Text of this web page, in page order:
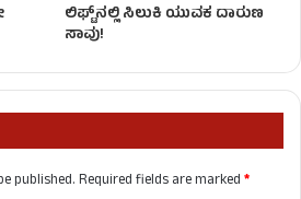
ಲಿಫ್ಟ್​​​ನಲ್ಲಿ ಸಿಲುಕಿ ಯುವಕ ದಾರುಣ
ಸಾವು!
published.Required fields are marked*